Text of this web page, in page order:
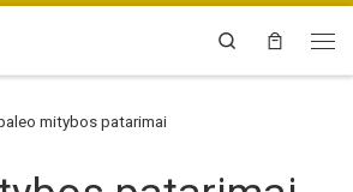
Search
mitybos patarimai